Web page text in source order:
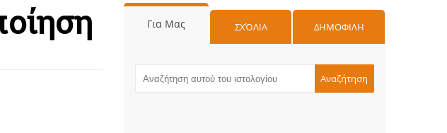
Για Μας ΣΧΌΛΙΑ ΔΗΜΟΦΙΛΗ